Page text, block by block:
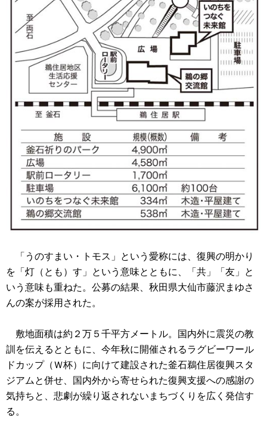
「うのすまい・トモス」という愛称には、復興の明かり
を「灯（とも）す」という意味とともに、「共」「友」と
いう意味も重ねた。公募の結果、秋田県大仙市藤沢まゆさ
んの案が採用された。
敷地面積は約２万５千平方メートル。国内外に震災の教
訓を伝えるとともに、今年秋に開催されるラグビーワール
ドカップ（Ｗ杯）に向けて建設された釜石鵜住居復興スタ
ジアムと併せ、国内外から寄せられた復興支援への感謝の
気持ちと、悲劇が繰り返されないまちづくりを広く発信す
る。